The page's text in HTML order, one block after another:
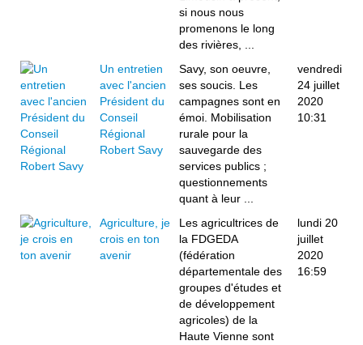
si nous nous
promenons le long
des rivières, ...
Un entretien
avec l'ancien
Président du
Conseil
Régional
Robert Savy
Savy, son oeuvre,
ses soucis. Les
campagnes sont en
émoi. Mobilisation
rurale pour la
sauvegarde des
services publics ;
questionnements
quant à leur ...
vendredi
24 juillet
2020
10:31
Agriculture, je
crois en ton
avenir
Les agricultrices de
la FDGEDA
(fédération
départementale des
groupes d'études et
de développement
agricoles) de la
Haute Vienne sont
lundi 20
juillet
2020
16:59